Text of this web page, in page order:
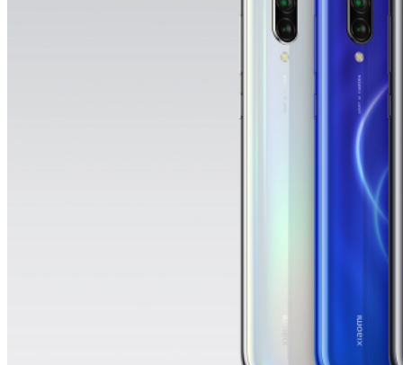
Идеальный Помощник На Кухне: Как